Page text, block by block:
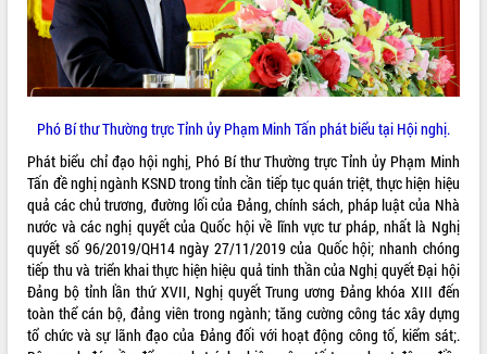
Kỳ họp thứ Hai, Hội đồng nhân dân
tỉnh khóa XI quyết nghị nhiều nội dung
quan trọng
Bí thư Tỉnh ủy Lương Nguyễn Minh
cách mạng
Rà soát, hoàn thiện hệ thống thiết chế
văn hóa, thể thao đáp ứng yêu cầu
phát triển mới
Thường trực HĐND tỉnh Đắk Lắk gặp
mặt Đoàn chuyên gia y tế TP. Hồ Chí
Minh
Lễ truy điệu và an táng hài cốt liệt sĩ
tại Nghĩa trang Liệt sĩ xã Sơn Hòa
Bàn giải pháp tháo gỡ khó khăn trong
LIÊN KẾT WEB
THỐNG KÊ TRUY CẬP
Hôm nay:
29910
Tất cả: 66075233
Phó Bí thư Thường trực Tỉnh ủy Phạm Minh Tấn phát biểu tại Hội nghị.
Phát biểu chỉ đạo hội nghị, Phó Bí thư Thường trực Tỉnh ủy Phạm Minh
Tấn đề nghị ngành KSND trong tỉnh cần tiếp tục quán triệt, thực hiện hiệu
quả các chủ trương, đường lối của Đảng, chính sách, pháp luật của Nhà
nước và các nghị quyết của Quốc hội về lĩnh vực tư pháp, nhất là Nghị
quyết số 96/2019/QH14 ngày 27/11/2019 của Quốc hội; nhanh chóng
tiếp thu và triển khai thực hiện hiệu quả tinh thần của Nghị quyết Đại hội
Đảng bộ tỉnh lần thứ XVII, Nghị quyết Trung ương Đảng khóa XIII đến
toàn thể cán bộ, đảng viên trong ngành; tăng cường công tác xây dựng
tổ chức và sự lãnh đạo của Đảng đối với hoạt động công tố, kiểm sát;.